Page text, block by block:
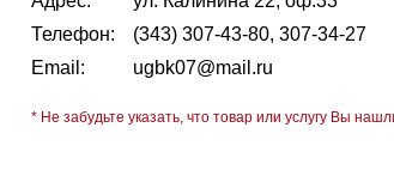
Телефон:
(343) 307-43-80, 307-34-27
Email:
ugbk07@mail.ru
* Не забудьте указать, что товар или услугу Вы